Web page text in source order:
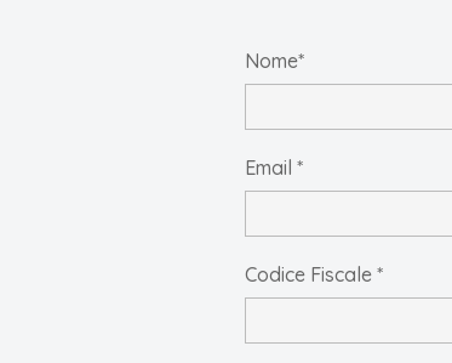
Nome*
Email *
Codice Fiscale *